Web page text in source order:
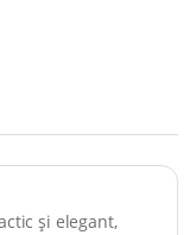
și elegant,